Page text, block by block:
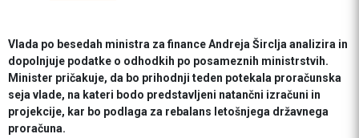
Vlada po besedah ministra za finance Andreja Širclja analizira in
dopolnjuje podatke o odhodkih po posameznih ministrstvih.
Minister pričakuje, da bo prihodnji teden potekala proračunska
seja vlade, na kateri bodo predstavljeni natančni izračuni in
projekcije, kar bo podlaga za rebalans letošnjega državnega
proračuna.